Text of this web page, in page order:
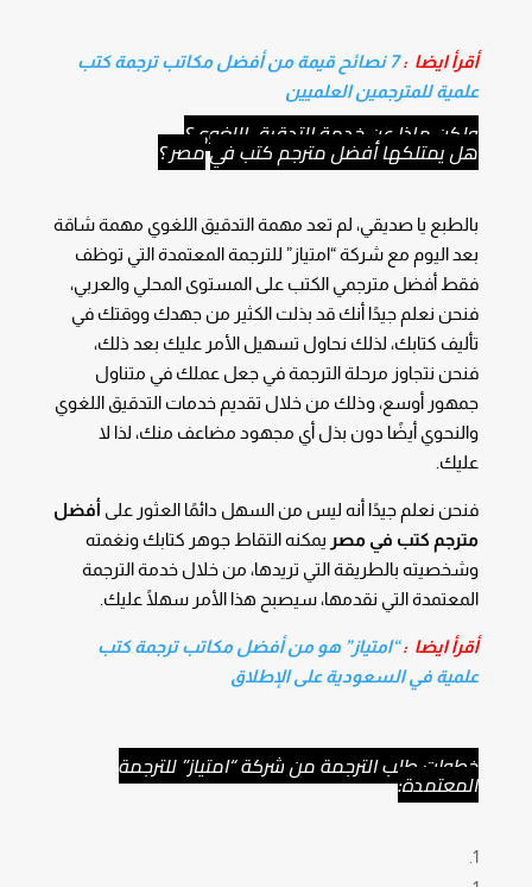
أقرأ ايضا :
7 نصائح قيمة من أفضل مكاتب ترجمة كتب
علمية للمترجمين العلميين
ولكن ماذا عن خدمة التدقيق اللغوي؟
هل يمتلكها أفضل مترجم كتب فيمصر ؟
بالطبع يا صديقي، لم تعد مهمة التدقيق اللغوي مهمة شاقة
بعد اليوم مع شركة “امتياز” للترجمة المعتمدة التي توظف
فقط أفضل مترجمي الكتب على المستوى المحلي والعربي،
فنحن نعلم جيدًا أنك قد بذلت الكثير من جهدك ووقتك في
تأليف كتابك، لذلك نحاول تسهيل الأمر عليك بعد ذلك،
فنحن نتجاوز مرحلة الترجمة في جعل عملك في متناول
جمهور أوسع، وذلك من خلال تقديم خدمات التدقيق اللغوي
والنحوي أيضًا دون بذل أي مجهود مضاعف منك، لذا لا
عليك.
فنحن نعلم جيدًا أنه ليس من السهل دائمًا العثور على أفضل
مترجم كتب في مصر يمكنه التقاط جوهر كتابك ونغمته
وشخصيته بالطريقة التي تريدها، من خلال خدمة الترجمة
المعتمدة التي نقدمها، سيصبح هذا الأمر سهلًا عليك.
أقرأ ايضا :“امتياز” هو من أفضل مكاتب ترجمة كتب
علمية في السعودية على الإطلاق
خطوات طلب الترجمة من شركة “امتياز” للترجمة
المعتمدة: